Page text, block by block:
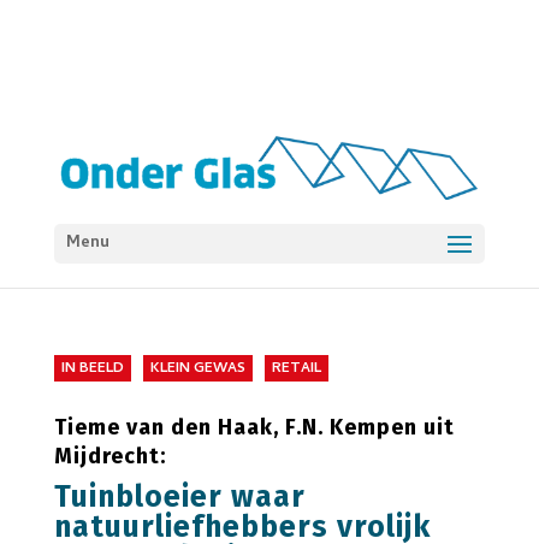
Menu
IN BEELD KLEIN GEWAS RETAIL
Tieme van den Haak, F.N. Kempen uit
Mijdrecht:
Tuinbloeier waar
natuurliefhebbers vrolijk